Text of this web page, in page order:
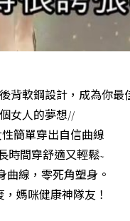
背軟鋼設計，成為你
女人的夢想//
簡單穿出自信曲線
時間穿舒適又輕鬆~
曲線，零死角塑身。
媽咪健康神隊友！